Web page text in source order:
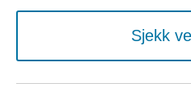
Sjekk